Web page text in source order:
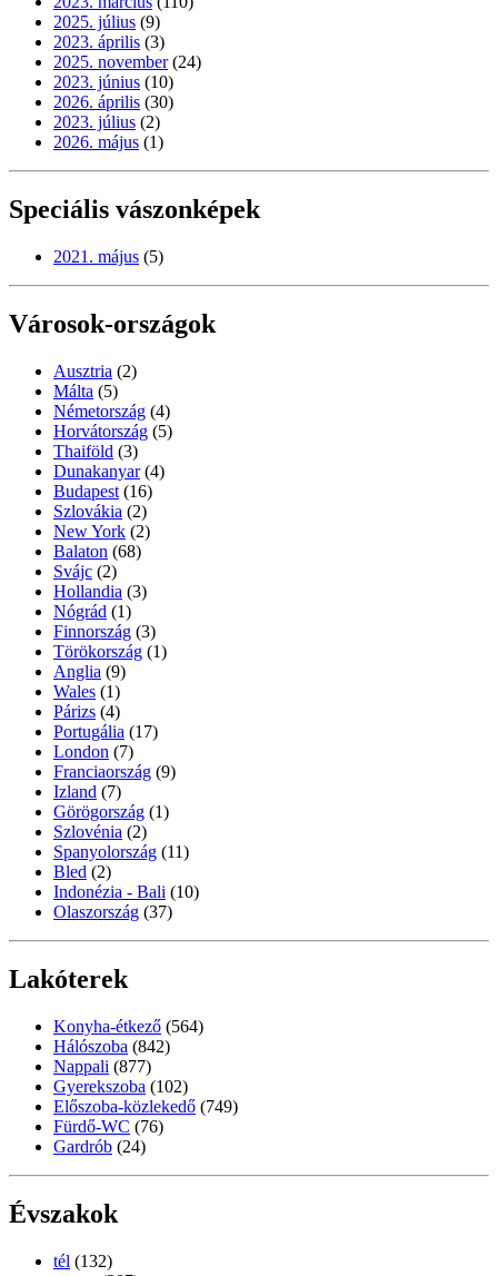
2025. július (9)
2023. április (3)
2025. november (24)
2023. június (10)
2026. április (30)
2023. július (2)
2026. május (1)
Speciális vászonképek
2021. május (5)
Városok-országok
Ausztria (2)
Málta (5)
Németország (4)
Horvátország (5)
Thaiföld (3)
Dunakanyar (4)
Budapest (16)
Szlovákia (2)
New York (2)
Balaton (68)
Svájc (2)
Hollandia (3)
Nógrád (1)
Finnország (3)
Törökország (1)
Anglia (9)
Wales (1)
Párizs (4)
Portugália (17)
London (7)
Franciaország (9)
Izland (7)
Görögország (1)
Szlovénia (2)
Spanyolország (11)
Bled (2)
Indonézia - Bali (10)
Olaszország (37)
Lakóterek
Konyha-étkező (564)
Hálószoba (842)
Nappali (877)
Gyerekszoba (102)
Előszoba-közlekedő (749)
Fürdő-WC (76)
Gardrób (24)
Évszakok
tél (132)